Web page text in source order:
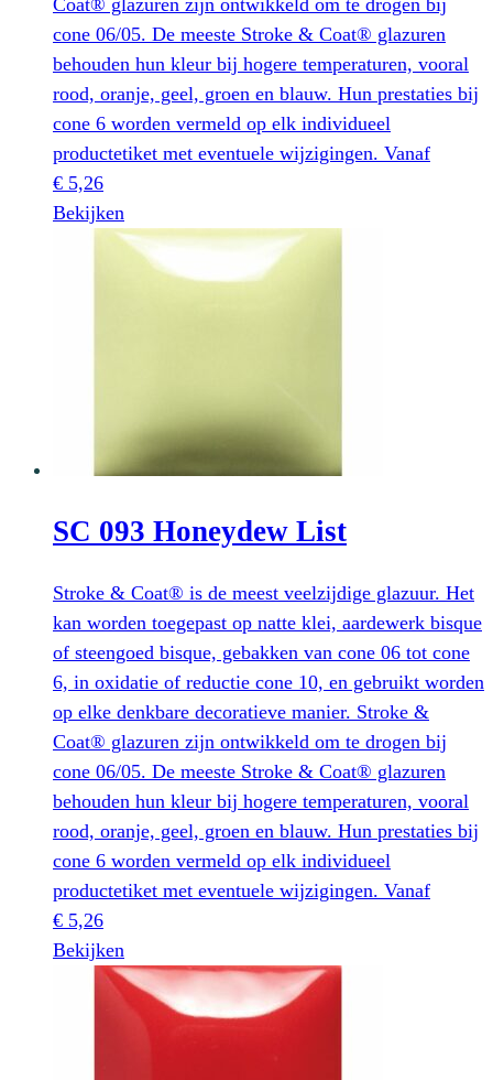
cone 06/05. De meeste Stroke & Coat® glazuren
behouden hun kleur bij hogere temperaturen, vooral
rood, oranje, geel, groen en blauw. Hun prestaties bij
cone 6 worden vermeld op elk individueel
productetiket met eventuele wijzigingen. Vanaf
€ 5,26
Bekijken
product
heeft
gekozen
worden
de
SC 093 Honeydew List
Stroke & Coat® is de meest veelzijdige glazuur. Het
kan worden toegepast op natte klei, aardewerk bisque
of steengoed bisque, gebakken van cone 06 tot cone
6, in oxidatie of reductie cone 10, en gebruikt worden
op elke denkbare decoratieve manier. Stroke &
Coat® glazuren zijn ontwikkeld om te drogen bij
cone 06/05. De meeste Stroke & Coat® glazuren
behouden hun kleur bij hogere temperaturen, vooral
rood, oranje, geel, groen en blauw. Hun prestaties bij
cone 6 worden vermeld op elk individueel
productetiket met eventuele wijzigingen. Vanaf
€ 5,26
Bekijken
product
heeft